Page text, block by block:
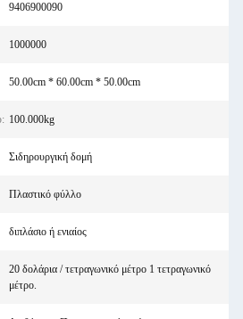
9406900090
1000000
50.00cm * 60.00cm * 50.00cm
100.000kg
Σιδηρουργική δομή
Πλαστικό φύλλο
διπλάσιο ή ενιαίος
20 δολάρια / τετραγωνικό μέτρο 1 τετραγωνικό
μέτρο.